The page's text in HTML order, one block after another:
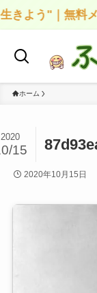
よう"｜無料メ
ホーム
2020
15
2020年10月15日